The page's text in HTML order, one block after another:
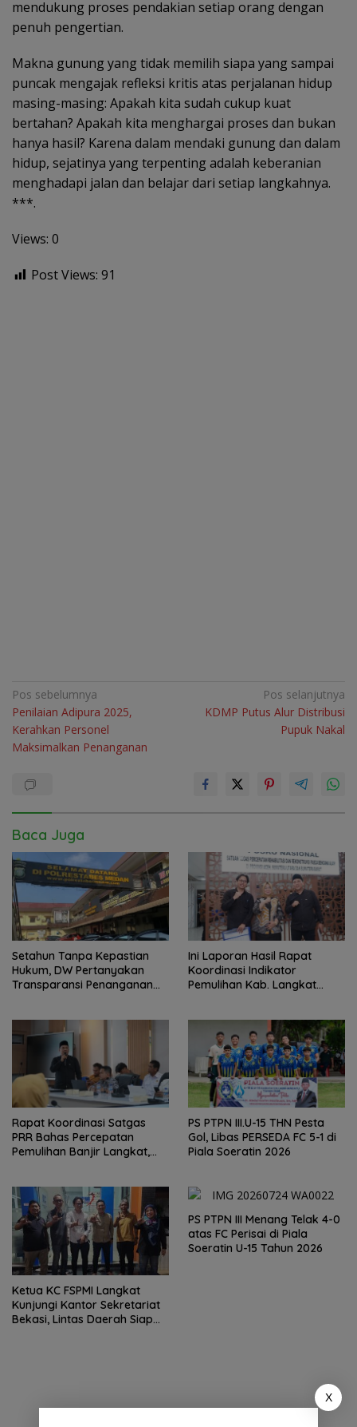
mendukung proses pendakian setiap orang dengan
penuh pengertian.
Makna gunung yang tidak memilih siapa yang sampai
puncak mengajak refleksi kritis atas perjalanan hidup
masing-masing: Apakah kita sudah cukup kuat
bertahan? Apakah kita menghargai proses dan bukan
hanya hasil? Karena dalam mendaki gunung dan dalam
hidup, sejatinya yang terpenting adalah keberanian
menghadapi jalan dan belajar dari setiap langkahnya.
***.
Views: 0
Post Views: 91
Navigasi
pos
Pos sebelumnya
Penilaian Adipura 2025,
Kerahkan Personel
Maksimalkan Penanganan
Pos selanjutnya
KDMP Putus Alur Distribusi
Pupuk Nakal
Baca Juga
Setahun Tanpa Kepastian
Hukum, DW Pertanyakan
Transparansi Penanganan
Ini Laporan Hasil Rapat
Koordinasi Indikator
Pemulihan Kab. Langkat
Rapat Koordinasi Satgas
PRR Bahas Percepatan
Pemulihan Banjir Langkat,
PS PTPN III.U-15 THN Pesta
Gol, Libas PERSEDA FC 5-1 di
Piala Soeratin 2026
Ketua KC FSPMI Langkat
Kunjungi Kantor Sekretariat
Bekasi, Lintas Daerah Siap
PS PTPN III Menang Telak 4-0
atas FC Perisai di Piala
Soeratin U-15 Tahun 2026
X